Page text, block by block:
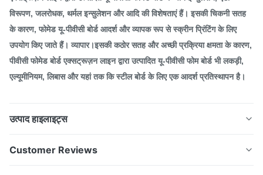
विरूपण, जलरोधक, थर्मल इन्सुलेशन और आदि की विशेषताएं हैं। इसकी चिकनी सतह
के कारण, फोमेड यू-पीवीसी बोर्ड आदर्श और व्यापक रूप से स्क्रीन प्रिंटिंग के लिए
उपयोग किए जाते हैं। व्यापार।इसकी कठोर सतह और अच्छी प्रक्रिया क्षमता के कारण,
पीवीसी फोमेड बोर्ड एक्सट्रूज़न लाइन द्वारा उत्पादित यू-पीवीसी फोम बोर्ड भी लकड़ी,
एल्यूमीनियम, लिबास और यहां तक ​​कि स्टील बोर्ड के लिए एक आदर्श प्रतिस्थापन है।
उत्पाद हाइलाइट्स
आईएसओ अनुमोदन आवेदन और विशेषताएं: 1. पीवीसी / डब्ल्यूपीसी फोमिंग
Customer Reviews